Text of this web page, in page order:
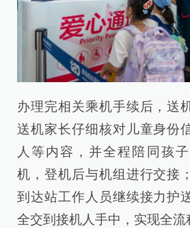
办理完相关乘机手续后，送
送机家长仔细核对儿童身份
人等内容，并全程陪同孩
机，登机后与机组进行交接
到达站工作人员继续接力护
全交到接机人手中，实现全流